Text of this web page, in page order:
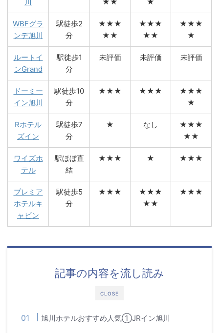
川
★★
★
WBFグラ
ンデ旭川
駅徒歩2
分
★★★
★★
★★★
★★
★★★
★
ルートイ
ンGrand
駅徒歩1
分
未評価 未評価 未評価
ドーミー
イン旭川
駅徒歩10
分
★★★ ★★★
★★★
★
Rホテル
ズイン
駅徒歩7
分
★ なし
★★★
★★
ワイズホ
テル
駅ほぼ直
結
★★★ ★ ★★★
プレミア
ホテルキ
ャビン
駅徒歩5
分
★★★
★★★
★★
★★★
CLOSE
記事の内容を流し読み
旭川ホテルおすすめ人気①JRイン旭川